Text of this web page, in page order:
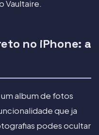
Vaultaire.
no iPhone: a
album de fotos
que ja
podes ocultar